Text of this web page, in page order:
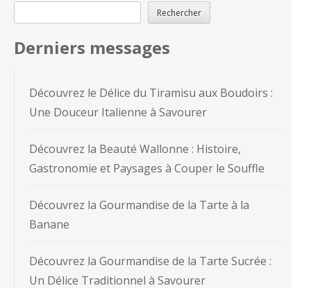
Rechercher
Derniers messages
Découvrez le Délice du Tiramisu aux Boudoirs :
Une Douceur Italienne à Savourer
Découvrez la Beauté Wallonne : Histoire,
Gastronomie et Paysages à Couper le Souffle
Découvrez la Gourmandise de la Tarte à la
Banane
Découvrez la Gourmandise de la Tarte Sucrée :
Un Délice Traditionnel à Savourer